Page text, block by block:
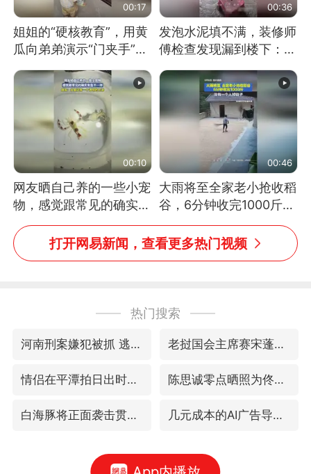
00:17
姐姐的“硬核教育”，用黄
瓜向弟弟演示“门夹手”，
网友：果然言传不如身
教！
00:36
发泡水泥填不满，装修师
傅检查发现漏到楼下：出
风口未延伸到外墙
00:10
网友晒自己养的一些小宠
物，感觉跟常见的确实有
些不一样
00:46
大雨将至全家老小抢收稻
谷，6分钟收完1000斤，
没有一个人掉链子
打开网易新闻，查看更多热门视频
热门搜索
河南刑案嫌犯被抓 逃窜时伤害多人 老挝国会主席赛宋蓬逝世
情侣在平潭拍日出时坠崖致一死一伤 陈思诚零点晒照为佟丽娅庆生
白海豚将正面袭击贯穿浙江 几元成本的AI广告导致千万市值蒸发